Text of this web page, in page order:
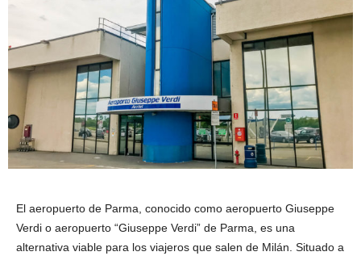
El aeropuerto de Parma, conocido como aeropuerto Giuseppe
Verdi o aeropuerto “Giuseppe Verdi” de Parma, es una
alternativa viable para los viajeros que salen de Milán. Situado a